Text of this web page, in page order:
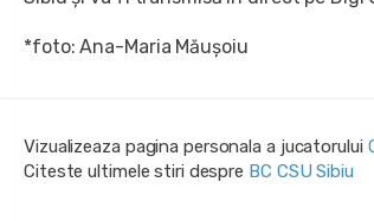
*foto: Ana-Maria Măușoiu
Vizualizeaza pagina personala a jucatorului
Citeste ultimele stiri despre BC CSU Sibiu